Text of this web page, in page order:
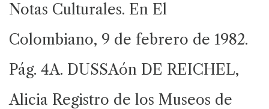
Notas Culturales. En El
Colombiano, 9 de febrero de 1982.
Pág. 4A. DUSSAón DE REICHEL,
Alicia Registro de los Museos de